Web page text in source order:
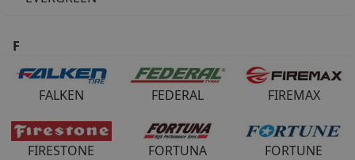
F
FALKEN FEDERAL FIREMAX
FIRESTONE FORTUNA FORTUNE